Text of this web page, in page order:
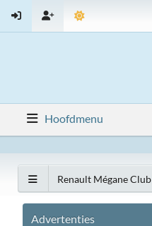
Hoofdmenu
Renault Mégane Club
Advertenties